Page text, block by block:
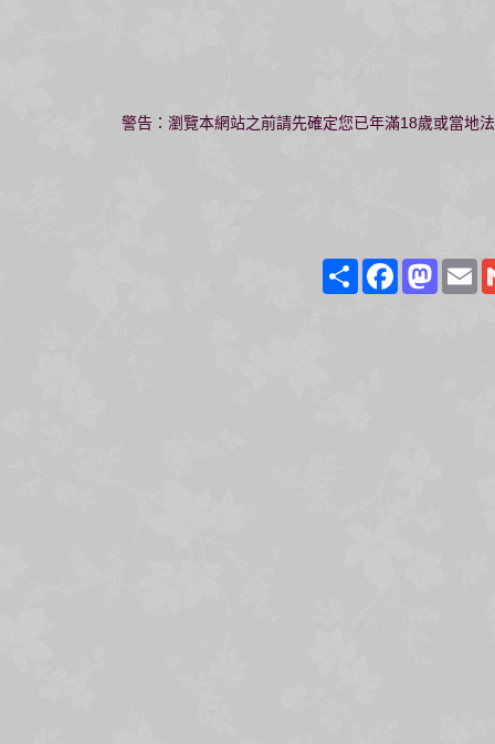
警告：瀏覽本網站之前請先確定您已年滿18歲或當地
ShareFacebook